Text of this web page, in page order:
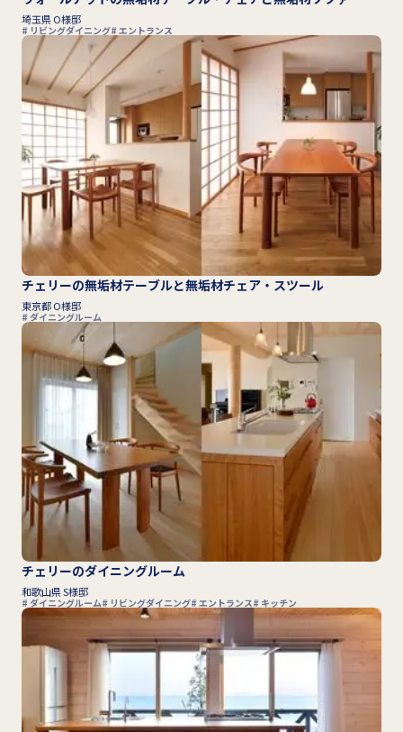
埼玉県 O様邸
リビングダイニング エントランス
チェリーの無垢材テーブルと無垢材チェア・スツール
東京都 O様邸
ダイニングルーム
チェリーのダイニングルーム
和歌山県 S様邸
ダイニングルーム リビングダイニング エントランス キッチン